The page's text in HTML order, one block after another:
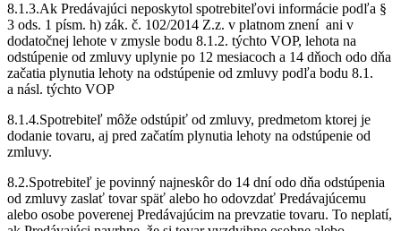
8.1.3.Ak Predávajúci neposkytol spotrebiteľovi informácie podľa §
3 ods. 1 písm. h) zák. č. 102/2014 Z.z. v platnom znení ani v
dodatočnej lehote v zmysle bodu 8.1.2. týchto VOP, lehota na
odstúpenie od zmluvy uplynie po 12 mesiacoch a 14 dňoch odo dňa
začatia plynutia lehoty na odstúpenie od zmluvy podľa bodu 8.1.
a násl. týchto VOP
8.1.4.Spotrebiteľ môže odstúpiť od zmluvy, predmetom ktorej je
dodanie tovaru, aj pred začatím plynutia lehoty na odstúpenie od
zmluvy.
8.2.Spotrebiteľ je povinný najneskôr do 14 dní odo dňa odstúpenia
od zmluvy zaslať tovar späť alebo ho odovzdať Predávajúcemu
alebo osobe poverenej Predávajúcim na prevzatie tovaru. To neplatí,